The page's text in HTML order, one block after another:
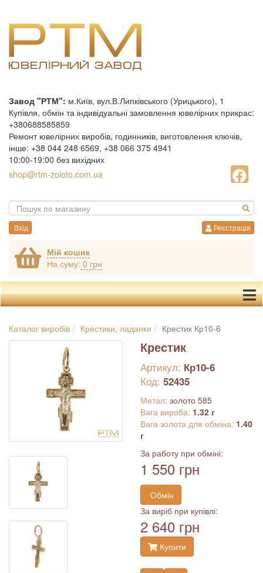
Завод "РТМ": м.Київ, вул.В.Липківського (Урицького), 1
Купівля, обмін та індивідуальні замовлення ювелірних прикрас:
+380688585859
Ремонт ювелірних виробів, годинників, виготовлення ключів,
інше: +38 044 248 6569, +38 066 375 4941
10:00-19:00 без вихідних
shop@rtm-zoloto.com.ua
Вхід Реєстрація
Мій кошик
На суму: 0 грн
Каталог виробів Крестики, ладанки Крестик Кр10-6
Крестик
Артикул: Кр10-6
Код: 52435
Метал: золото 585
Вага вироба: 1.32 г
Вага золота для обміна: 1.40
г
За работу при обміні:
1 550 грн
Обмін
За виріб при купівлі:
2 640 грн
Купити